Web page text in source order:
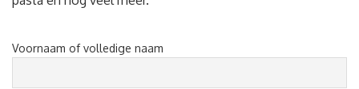
Voornaam of volledige naam